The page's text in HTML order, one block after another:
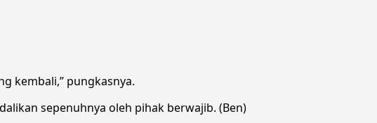
kembali,” pungkasnya.
sepenuhnya oleh pihak berwajib. (Ben)